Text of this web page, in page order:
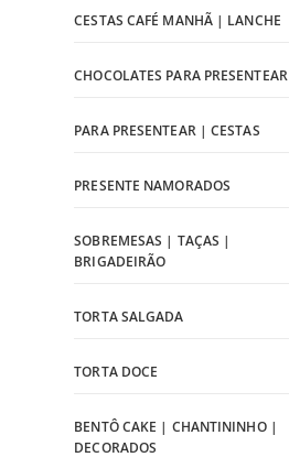
CESTAS CAFÉ MANHÃ | LANCHE
CHOCOLATES PARA PRESENTEAR
PARA PRESENTEAR | CESTAS
PRESENTE NAMORADOS
SOBREMESAS | TAÇAS |
BRIGADEIRÃO
TORTA SALGADA
TORTA DOCE
BENTÔ CAKE | CHANTININHO |
DECORADOS